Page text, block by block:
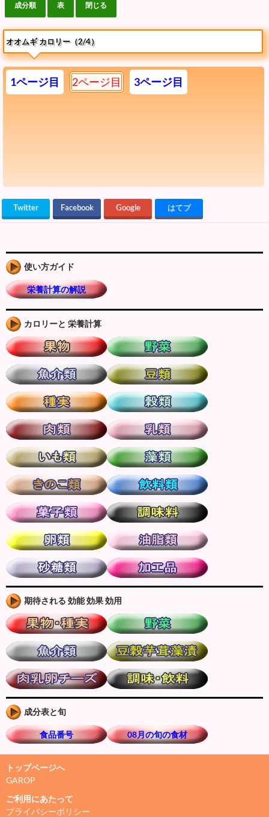
オオムギ カロリー（2/4）
1ページ目 2ページ目 3ページ目
Twitter Facebook Google はてブ
使い方ガイド
栄養計算の解説
カロリーと 栄養計算
期待される 効能 効果 効用
成分表と旬
食品番号 08月の旬の食材
トップページへ
GAROP
ご利用にあたって
プライバシーポリシー